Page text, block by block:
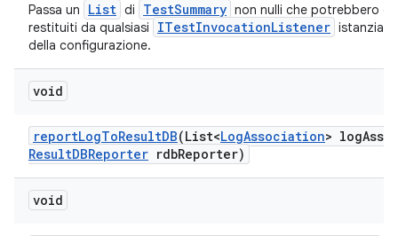
Passa un List di TestSummary non nulli che potrebbero
restituiti da qualsiasi
ITestInvocationListener
della configurazione.
void
reportLogToResultDB(List<LogAssociation> log
ResultDBReporter rdbReporter)
void